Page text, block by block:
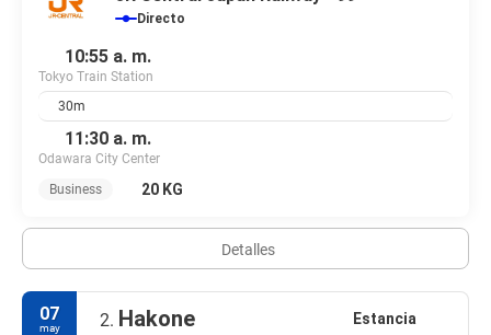
Directo
10:55 a. m.
Tokyo Train Station
30m
11:30 a. m.
Odawara City Center
Business
20 KG
Detalles
07
may 2. Hakone Estancia